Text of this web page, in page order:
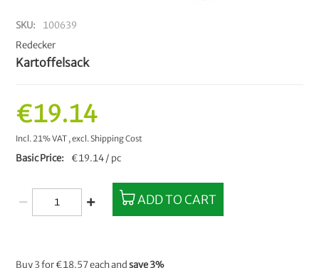
SKU
100639
Redecker
Kartoffelsack
€19.14
Incl. 21% VAT ,excl.Shipping Cost
Basic Price €19.14 / pc
ADD TO CART
Buy 3 for€18.57each andsave3%